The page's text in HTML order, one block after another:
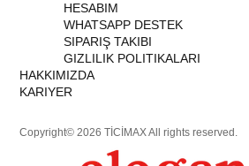
HESABIM
WHATSAPP DESTEK
SIPARIŞ TAKIBI
GIZLILIK POLITIKALARI
HAKKIMIZDA
KARIYER
Copyright© 2026 TİCİMAX All rights reserved.